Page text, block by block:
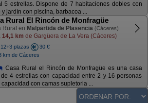
5 estrellas. Dispone de 7 habitaciones dobles con
y jardín con piscina, barbacoa ...
Rural El Rincón de Monfragüe
Rural en Malpartida de Plasencia (Cáceres)
14,1 km de Gargüera de La Vera (Cáceres)
plazas
30 €
km de Cáceres
Casa Rural el Rincón de Monfragüe es una casa
de 4 estrellas con capacidad entre 2 y 16 personas
capacidad con camas supletoria ...